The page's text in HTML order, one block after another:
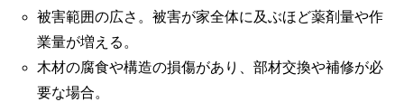
被害範囲の広さ。被害が家全体に及ぶほど薬剤量や作
業量が増える。
木材の腐食や構造の損傷があり、部材交換や補修が必
要な場合。